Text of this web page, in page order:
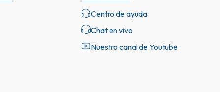
Centro de ayuda
Chat en vivo
Nuestro canal de Youtube